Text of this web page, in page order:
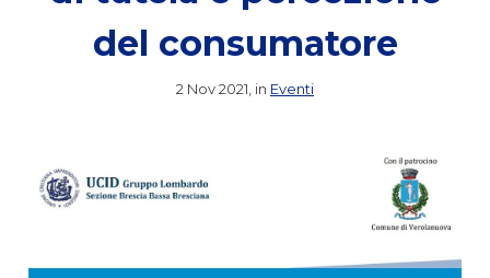
del consumatore
2 Nov 2021, in Eventi